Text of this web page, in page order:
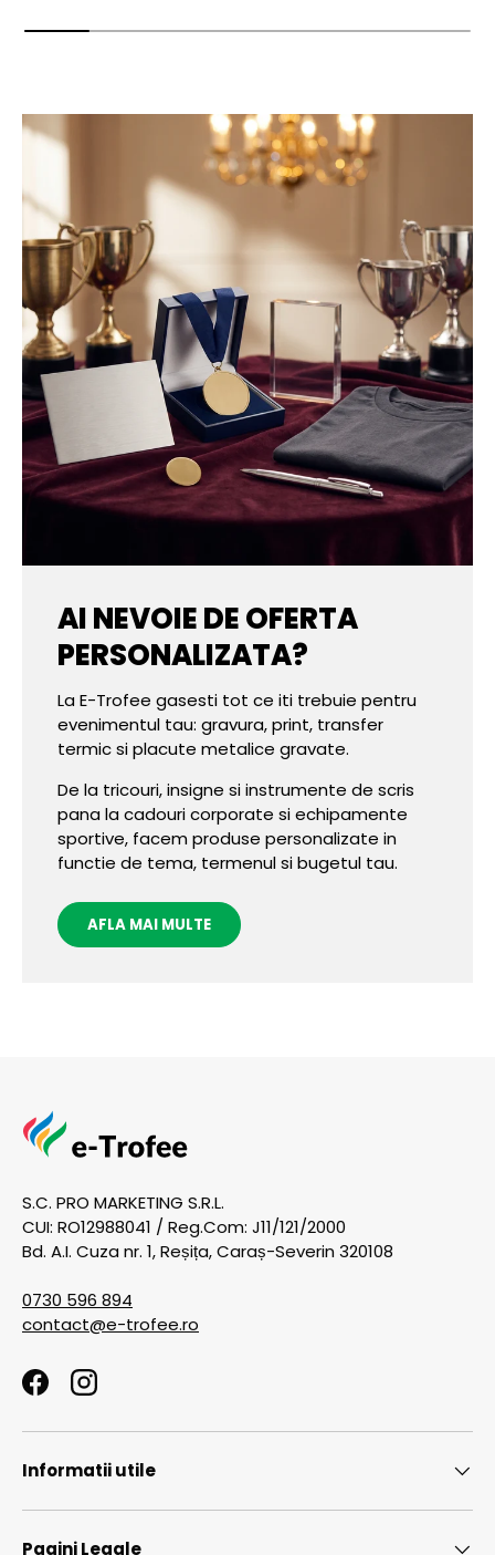
AI NEVOIE DE OFERTA
PERSONALIZATA?
La E-Trofee gasesti tot ce iti trebuie pentru
evenimentul tau: gravura, print, transfer
termic si placute metalice gravate.
De la tricouri, insigne si instrumente de scris
pana la cadouri corporate si echipamente
sportive, facem produse personalizate in
functie de tema, termenul si bugetul tau.
AFLA MAI MULTE
S.C. PRO MARKETING S.R.L.
CUI: RO12988041 / Reg.Com: J11/121/2000
Bd. A.I. Cuza nr. 1, Reșița, Caraș-Severin 320108
0730 596 894
contact@e-trofee.ro
FacebookInstagram
Informatii utile
Pagini Legale